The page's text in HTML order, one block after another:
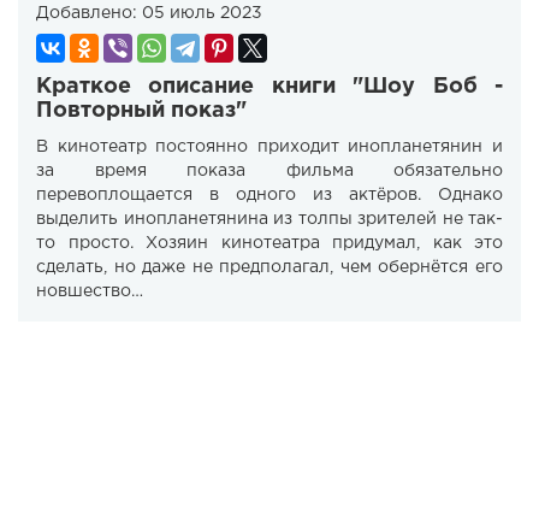
Добавлено: 05 июль 2023
Краткое описание книги "Шоу Боб -
Повторный показ"
В кинотеатр постоянно приходит инопланетянин и
за время показа фильма обязательно
перевоплощается в одного из актёров. Однако
выделить инопланетянина из толпы зрителей не так-
то просто. Хозяин кинотеатра придумал, как это
сделать, но даже не предполагал, чем обернётся его
новшество…